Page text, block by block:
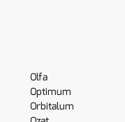
Olfa
Optimum
Orbitalum